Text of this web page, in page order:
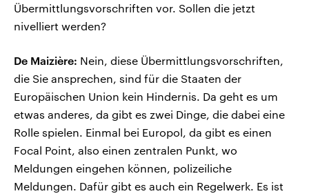
Übermittlungsvorschriften vor. Sollen die jetzt
nivelliert werden?
De Maizière: Nein, diese Übermittlungsvorschriften,
die Sie ansprechen, sind für die Staaten der
Europäischen Union kein Hindernis. Da geht es um
etwas anderes, da gibt es zwei Dinge, die dabei eine
Rolle spielen. Einmal bei Europol, da gibt es einen
Focal Point, also einen zentralen Punkt, wo
Meldungen eingehen können, polizeiliche
Meldungen. Dafür gibt es auch ein Regelwerk. Es ist